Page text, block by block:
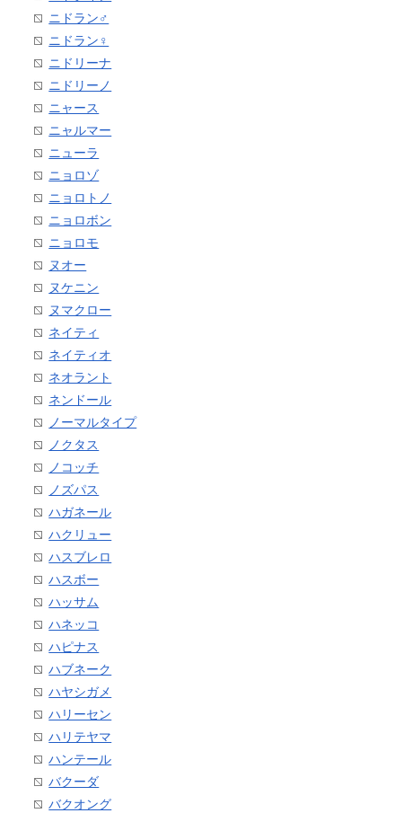
ニドラン♂
ニドラン♀
ニドリーナ
ニドリーノ
ニャース
ニャルマー
ニューラ
ニョロゾ
ニョロトノ
ニョロボン
ニョロモ
ヌオー
ヌケニン
ヌマクロー
ネイティ
ネイティオ
ネオラント
ネンドール
ノーマルタイプ
ノクタス
ノコッチ
ノズパス
ハガネール
ハクリュー
ハスブレロ
ハスボー
ハッサム
ハネッコ
ハピナス
ハブネーク
ハヤシガメ
ハリーセン
ハリテヤマ
ハンテール
バクーダ
バクオング